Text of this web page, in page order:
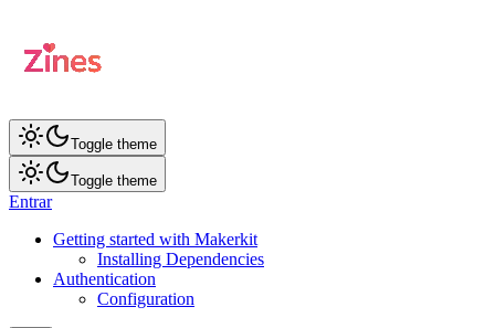
Toggle theme
Toggle theme
Entrar
Getting started with Makerkit
Installing Dependencies
Authentication
Configuration